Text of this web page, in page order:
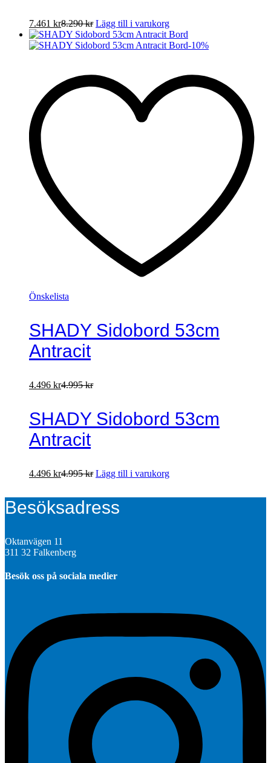
7.461 kr8.290kr Lägg till i varukorg
-10%
Önskelista
SHADY Sidobord 53cm
Antracit
4.496 kr4.995kr
SHADY Sidobord 53cm
Antracit
4.496 kr4.995kr Lägg till i varukorg
Besöksadress
Oktanvägen 11
311 32 Falkenberg
Besök oss på sociala medier